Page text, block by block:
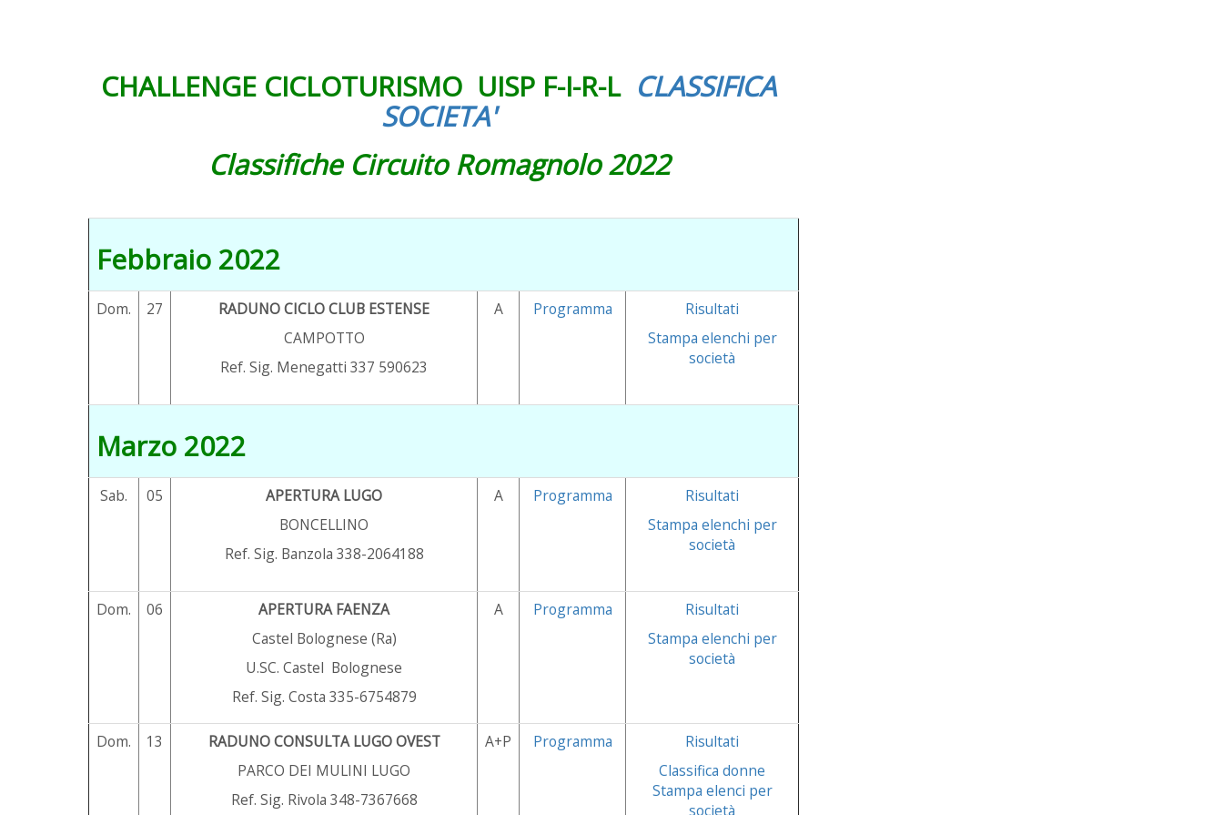
CHALLENGE CICLOTURISMO UISP F-I-R-L CLASSIFICA
SOCIETA'
Classifiche Circuito Romagnolo 2022
Febbraio 2022
Dom. 27
RADUNO CICLO CLUB ESTENSE
CAMPOTTO
Ref. Sig. Menegatti 337 590623
A Programma
Risultati
Stampa elenchi per
società
Marzo 2022
Sab. 05
APERTURA LUGO
BONCELLINO
Ref. Sig. Banzola 338-2064188
A Programma
Risultati
Stampa elenchi per
società
Dom. 06
APERTURA FAENZA
Castel Bolognese (Ra)
U.SC. Castel Bolognese
Ref. Sig. Costa 335-6754879
A Programma
Risultati
Stampa elenchi per
società
Dom. 13
RADUNO CONSULTA LUGO OVEST
PARCO DEI MULINI LUGO
Ref. Sig. Rivola 348-7367668
A+P Programma
Risultati
Classifica donne
Stampa elenci per
società